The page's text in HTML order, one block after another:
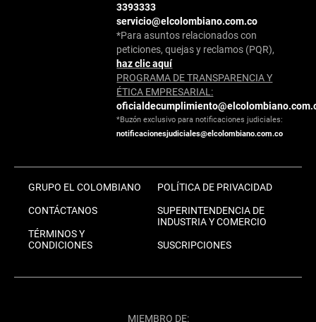
3393333
servicio@elcolombiano.com.co
*Para asuntos relacionados con
peticiones, quejas y reclamos (PQR),
haz clic aquí
PROGRAMA DE TRANSPARENCIA Y
ÉTICA EMPRESARIAL:
*Buzón exclusivo para notificaciones judiciales:
notificacionesjudiciales@elcolombiano.com.co
GRUPO EL COLOMBIANO
CONTÁCTANOS
TÉRMINOS Y
CONDICIONES
POLÍTICA DE PRIVACIDAD
SUPERINTENDENCIA DE
INDUSTRIA Y COMERCIO
SUSCRIPCIONES
MIEMBRO DE: